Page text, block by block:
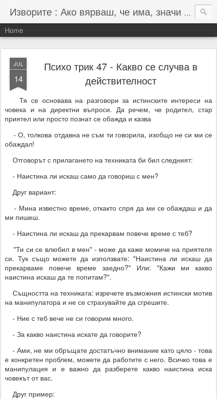
Изворите : Ако вярваш, че има, значи има :-)
Home
JUL
14
Психо трик 47 - Какво се случва в
действителност
Тя се основава на разговори за истинските интереси на
човека и на директни въпроси. Да речем, че родител, стар
приятел или просто познат се обажда и казва
- О, толкова отдавна не съм ти говорила, изобщо не си ми се
обаждал!
Отговорът с прилагането на техниката би бил следният:
- Наистина ли искаш само да говориш с мен?
Друг вариант:
- Мина известно време, откакто спря да ми се обаждаш и да
ми пишеш.
- Наистина ли искаш да прекарвам повече време с теб?
"Ти си се влюбил в мен" - може да каже момиче на приятеля
си. Тук също можете да използвате: "Наистина ли искаш да
прекарваме повече време заедно?" Или: "Кажи ми какво
наистина искаш да те попитам?".
Същността на техниката: изречете възможния истински мотив
на манипулатора и не се страхувайте да сгрешите.
- Ние с теб вече не си говорим много.
- За какво наистина искате да говорите?
- Ами, не ми обръщате достатъчно внимание като цяло - това
е конкретен проблем, можете да работите с него. Всичко това е
манипулация и е важно да разберете какво наистина иска
човекът от вас.
Друг пример: